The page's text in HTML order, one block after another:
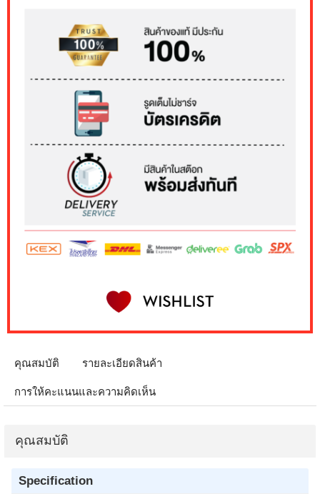
คุณสมบัติ รายละเอียดสินค้า
การให้คะแนนและความคิดเห็น
คุณสมบัติ
Specification